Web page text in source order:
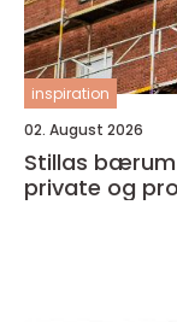
inspiration
02. August 2026
Stillas bærum trygt arbeid i høyden for
private og